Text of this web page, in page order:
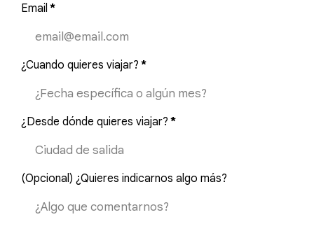
Email *
¿Cuando quieres viajar? *
¿Desde dónde quieres viajar? *
(Opcional) ¿Quieres indicarnos algo más?